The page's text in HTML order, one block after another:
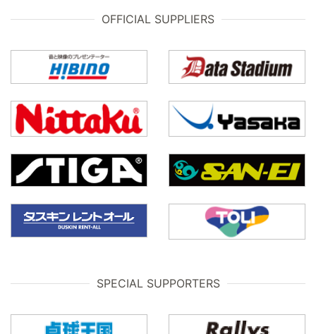
OFFICIAL SUPPLIERS
SPECIAL SUPPORTERS